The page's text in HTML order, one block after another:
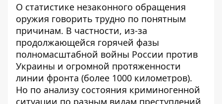
О статистике незаконного обращения
оружия говорить трудно по понятным
причинам. В частности, из-за
продолжающейся горячей фазы
полномасштабной войны России против
Украины и огромной протяженности
линии фронта (более 1000 километров).
Но по анализу состояния криминогенной
ситуации по разным видам преступлений